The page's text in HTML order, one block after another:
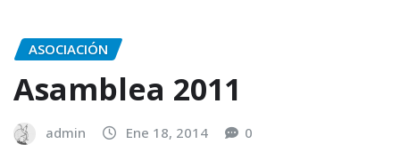
ASOCIACIÓN
Asamblea 2011
admin Ene 18, 2014 0